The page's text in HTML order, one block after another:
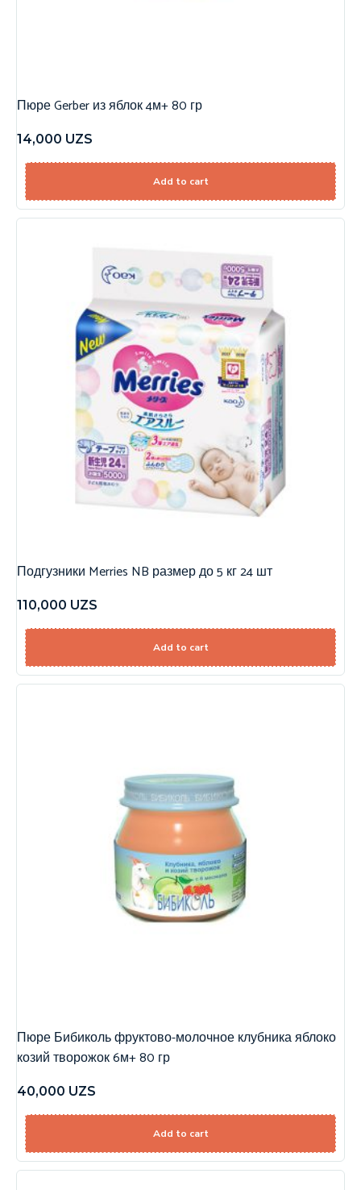
Пюре Gerber из яблок 4м+ 80 гр
14,000 UZS
Add to cart
Подгузники Merries NB размер до 5 кг 24 шт
110,000 UZS
Add to cart
Пюре Бибиколь фруктово-молочное клубника яблоко
козий творожок 6м+ 80 гр
40,000 UZS
Add to cart